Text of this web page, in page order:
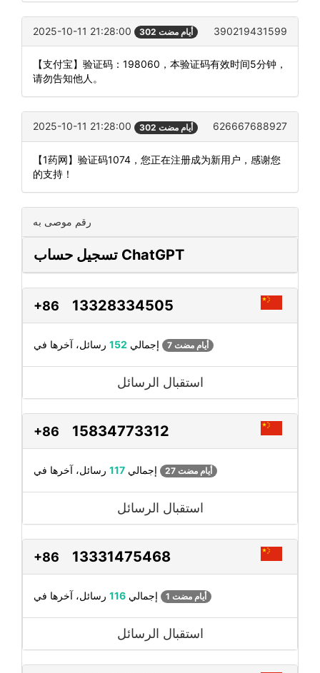
2025-10-11 21:28:00 302 أيام مضت 390219431599
【支付宝】验证码：198060，本验证码有效时间5分钟，
请勿告知他人。
2025-10-11 21:28:00 302 أيام مضت 626667688927
【1药网】验证码1074，您正在注册成为新用户，感谢您
的支持！
رقم موصى به
تسجيل حساب ChatGPT
+86 13328334505
إجمالي 152 7 أيام مضت
استقبال الرسائل
+86 15834773312
إجمالي 117 27 أيام مضت
استقبال الرسائل
+86 13331475468
إجمالي 116 1 أيام مضت
استقبال الرسائل